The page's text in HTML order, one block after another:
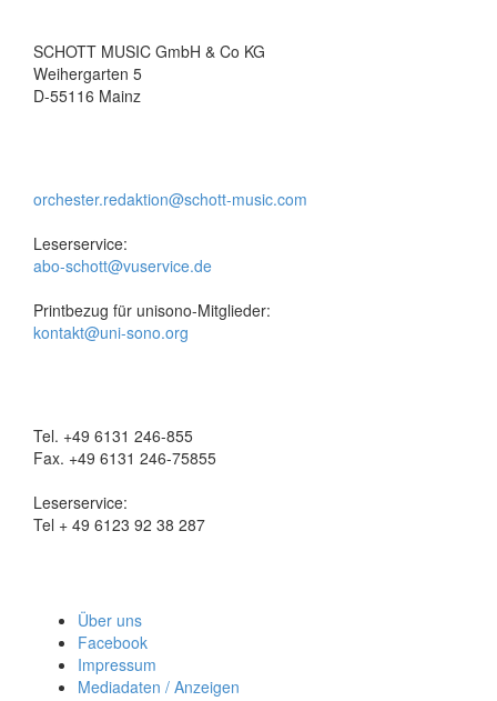
SCHOTT MUSIC GmbH & Co KG
Weihergarten 5
D-55116 Mainz
orchester.redaktion@schott-music.com
Leserservice:
abo-schott@vuservice.de
Printbezug für unisono-Mitglieder:
kontakt@uni-sono.org
Tel. +49 6131 246-855
Fax. +49 6131 246-75855
Leserservice:
Tel + 49 6123 92 38 287
Über uns
Facebook
Impressum
Mediadaten / Anzeigen